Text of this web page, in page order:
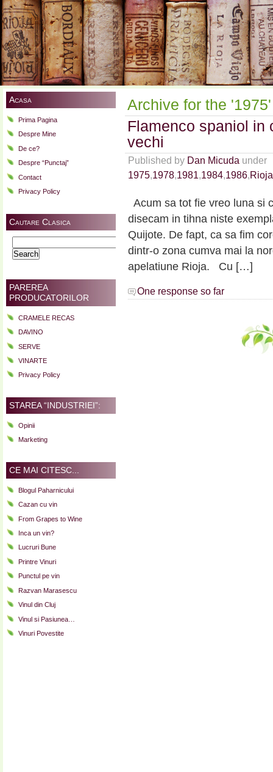
Acasa
Prima Pagina
Despre Mine
De ce?
Despre “Punctaj”
Contact
Privacy Policy
Cautare Clasica
for:
PAREREA
PRODUCATORILOR
CRAMELE RECAS
DAVINO
SERVE
VINARTE
Privacy Policy
STAREA “INDUSTRIEI”:
Opinii
Marketing
CE MAI CITESC...
Blogul Paharnicului
Cazan cu vin
From Grapes to Wine
Inca un vin?
Lucruri Bune
Printre Vinuri
Punctul pe vin
Razvan Marasescu
Vinul din Cluj
Vinul si Pasiunea…
Vinuri Povestite
Archive for the
Flamenco spaniol
vechi
Published by Dan Micuda under
1975,1978,1981,1984,1986,Rioja
Acum sa tot fie vreo luna si
disecam in tihna niste
Quijote. De fapt, ca sa fim
dintr-o zona cumva mai la
apelatiune Rioja. Cu […]
One response so far